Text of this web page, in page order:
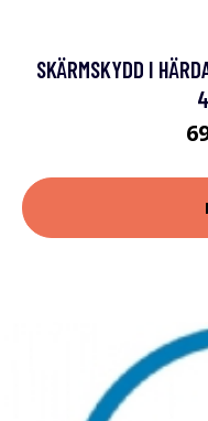
SKÄRMSKYDD I